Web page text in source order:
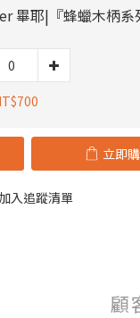
畢耶|『蜂蠟木柄系
立即
加入追蹤清單
顧